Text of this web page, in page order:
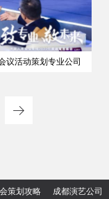
议活动策划专业公司
策划攻略 成都演艺公司